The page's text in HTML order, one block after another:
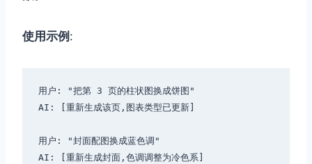
使用示例 :
用户: "把第 3 页的柱状图换成饼图"
AI: [重新生成该页,图表类型已更新]
用户: "封面配图换成蓝色调"
AI: [重新生成封面,色调调整为冷色系]